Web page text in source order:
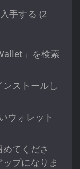
手する (2
」を検索
ストールし
ウォレット
てくださ
プになりま